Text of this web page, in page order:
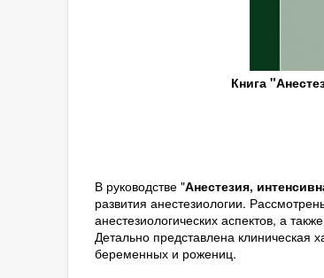
Книга
В руководстве "Анестезия,
развития анестезиологии.
анестезиологических аспектов, а
Детально представлена клиническая
беременных и рожениц.